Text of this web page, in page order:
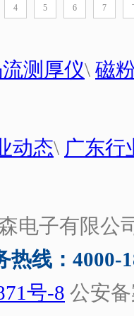
4 5 6 7
测厚仪\ 磁
动态\ 广东行
电子有限公
热线：4000-
号-8 公安